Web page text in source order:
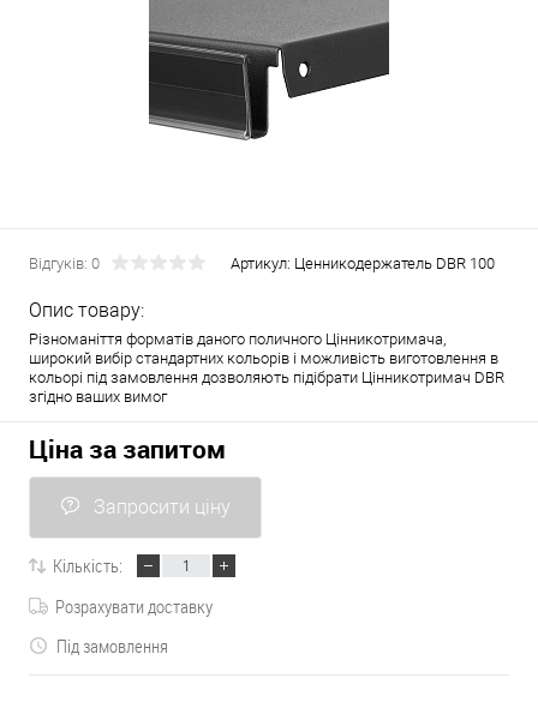
Відгуків: 0 Артикул: Ценникодержатель DBR 100
Опис товару:
Різноманіття форматів даного поличного Цінникотримача,
широкий вибір стандартних кольорів і можливість виготовлення в
кольорі під замовлення дозволяють підібрати Цінникотримач DBR
згідно ваших вимог
Ціна за запитом
Запросити ціну
Кількість:
Розрахувати доставку
Під замовлення